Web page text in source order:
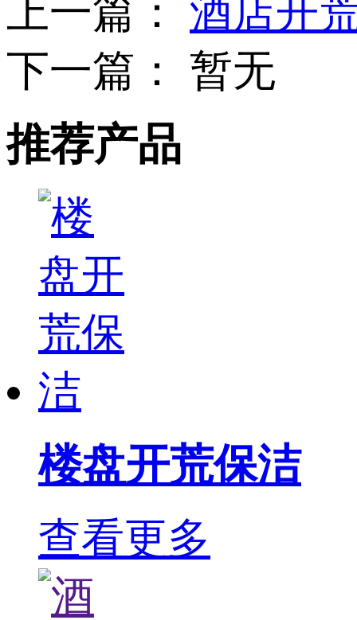
上一篇： 酒店开
下一篇： 暂无
推荐产品
楼盘开荒保洁
查看更多